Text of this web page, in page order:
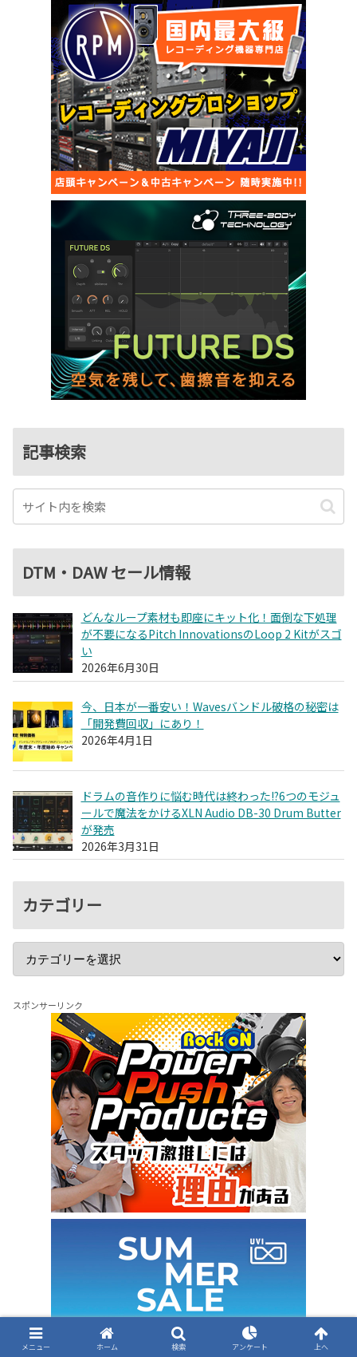
記事検索
DTM・DAW セール情報
どんなループ素材も即座にキット化！面倒な下処理
が不要になるPitch InnovationsのLoop 2 Kitがスゴ
い
2026年6月30日
今、日本が一番安い！Wavesバンドル破格の秘密は
「開発費回収」にあり！
2026年4月1日
ドラムの音作りに悩む時代は終わった!?6つのモジュ
ールで魔法をかけるXLN Audio DB-30 Drum Butter
が発売
2026年3月31日
カテゴリー
スポンサーリンク
メニュー ホーム 検索 アンケート 上へ